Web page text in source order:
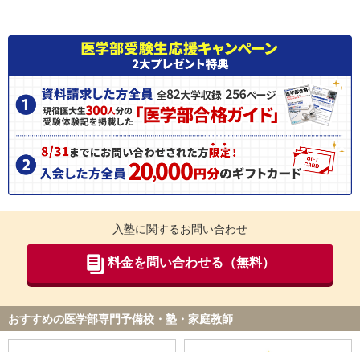
入塾に関するお問い合わせ
料金を問い合わせる（無料）
おすすめの医学部専門予備校・塾・家庭教師